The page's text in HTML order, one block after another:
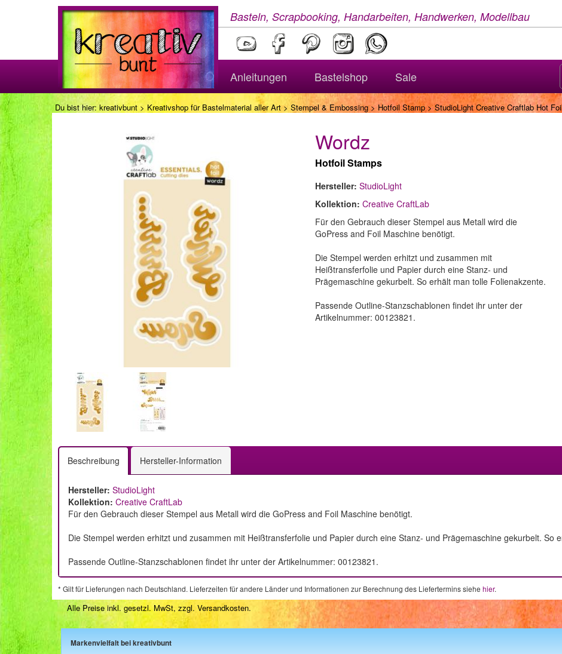
Basteln, Scrapbooking, Handarbeiten, Handwerken, Modellbau
Anleitungen Bastelshop Sale
Du bist hier: kreativbunt > Kreativshop für Bastelmaterial aller Art> Stempel & Embossing> Hotfoil Stamp> StudioLight Creative Craftlab Hot
Wordz
Hotfoil Stamps
Hersteller: StudioLight
Kollektion: Creative CraftLab
Für den Gebrauch dieser Stempel aus Metall wird die
GoPress and Foil Maschine benötigt.
Die Stempel werden erhitzt und zusammen mit
Heißtransferfolie und Papier durch eine Stanz- und
Prägemaschine gekurbelt. So erhält man tolle Folienakzente.
Passende Outline-Stanzschablonen findet ihr unter der
Artikelnummer: 00123821.
Beschreibung Hersteller-Information
Hersteller: StudioLight
Kollektion: Creative CraftLab
Für den Gebrauch dieser Stempel aus Metall wird die GoPress and Foil Maschine benötigt.
Die Stempel werden erhitzt und zusammen mit Heißtransferfolie und Papier durch eine Stanz- und Prägemaschine gekurbelt. So
Passende Outline-Stanzschablonen findet ihr unter der Artikelnummer: 00123821.
* Gilt für Lieferungen nach Deutschland. Lieferzeiten für andere Länder und Informationen zur Berechnung des Liefertermins siehe hier.
Alle Preise inkl. gesetzl. MwSt, zzgl. Versandkosten.
Markenvielfalt bei kreativbunt